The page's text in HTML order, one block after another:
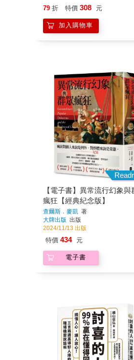
79 折 特價 308 元
加入購物車
【電子書】異常流行幻象與
瘋狂【經典紀念版】
查爾斯．麥凱 著
大牌出版 出版
2024/11/13 出版
特價 434 元
電子書